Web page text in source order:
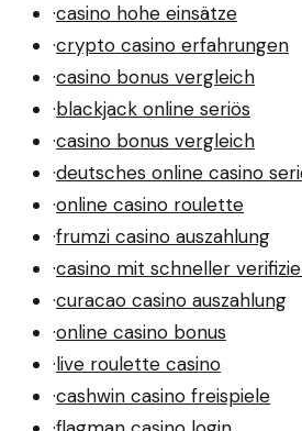
·casino hohe einsätze
·crypto casino erfahrungen
·casino bonus vergleich
·blackjack online seriös
·casino bonus vergleich
·deutsches online casino
·online casino roulette
·frumzi casino auszahlung
·casino mit schneller
·curacao casino auszahlung
·online casino bonus
·live roulette casino
·cashwin casino freispiele